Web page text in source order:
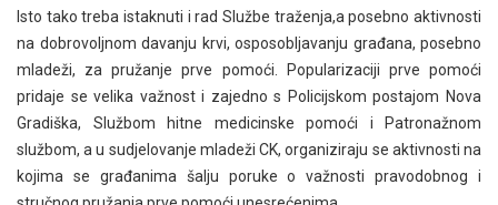
Isto tako treba istaknuti i rad Službe traženja,a posebno aktivnosti
na dobrovoljnom davanju krvi, osposobljavanju građana, posebno
mladeži, za pružanje prve pomoći. Popularizaciji prve pomoći
pridaje se velika važnost i zajedno s Policijskom postajom Nova
Gradiška, Službom hitne medicinske pomoći i Patronažnom
službom, a u sudjelovanje mladeži CK, organiziraju se aktivnosti na
kojima se građanima šalju poruke o važnosti pravodobnog i